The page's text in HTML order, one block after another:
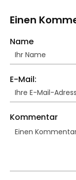
Einen
Name
E-Mail:
Kommentar